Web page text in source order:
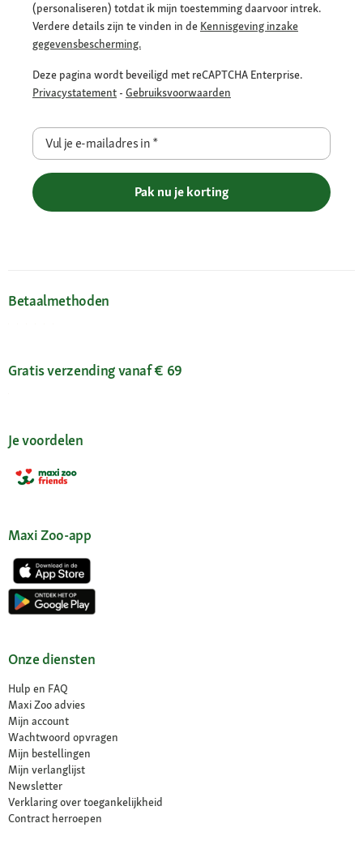
(personaliseren) totdat ik mijn toestemming daarvoor intrek.
Verdere details zijn te vinden in de Kennisgeving inzake
gegevensbescherming.
Deze pagina wordt beveiligd met reCAPTCHA Enterprise.
Privacystatement - Gebruiksvoorwaarden
Vul je e-mailadres in*
Pak nu je korting
Betaalmethoden
Gratis verzending vanaf € 69
Je voordelen
Maxi Zoo-app
Onze diensten
Hulp en FAQ
Maxi Zoo advies
Mijn account
Wachtwoord opvragen
Mijn bestellingen
Mijn verlanglijst
Newsletter
Verklaring over toegankelijkheid
Contract herroepen